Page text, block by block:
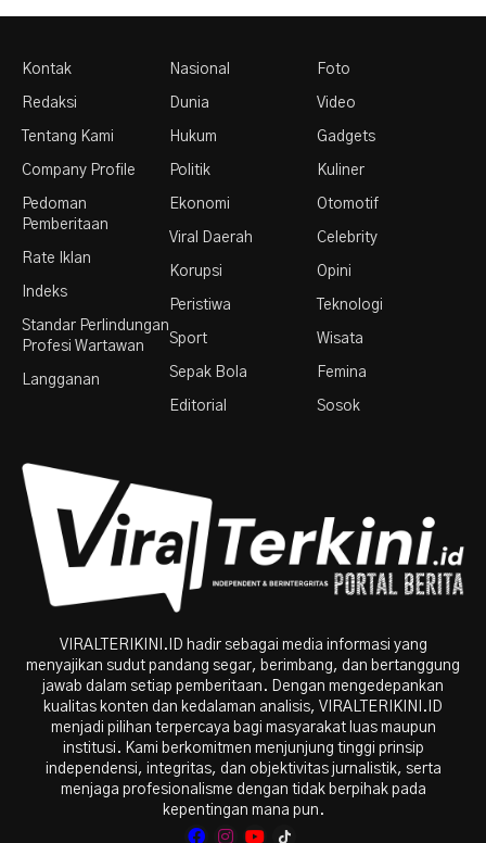
Kontak
Redaksi
Tentang Kami
Company Profile
Pedoman
Pemberitaan
Rate Iklan
Indeks
Standar Perlindungan
Profesi Wartawan
Langganan
Nasional
Dunia
Hukum
Politik
Ekonomi
Viral Daerah
Korupsi
Peristiwa
Sport
Sepak Bola
Editorial
Foto
Video
Gadgets
Kuliner
Otomotif
Celebrity
Opini
Teknologi
Wisata
Femina
Sosok
VIRALTERIKINI.ID hadir sebagai media informasi yang
menyajikan sudut pandang segar, berimbang, dan bertanggung
jawab dalam setiap pemberitaan. Dengan mengedepankan
kualitas konten dan kedalaman analisis, VIRALTERIKINI.ID
menjadi pilihan terpercaya bagi masyarakat luas maupun
institusi. Kami berkomitmen menjunjung tinggi prinsip
independensi, integritas, dan objektivitas jurnalistik, serta
menjaga profesionalisme dengan tidak berpihak pada
kepentingan mana pun.